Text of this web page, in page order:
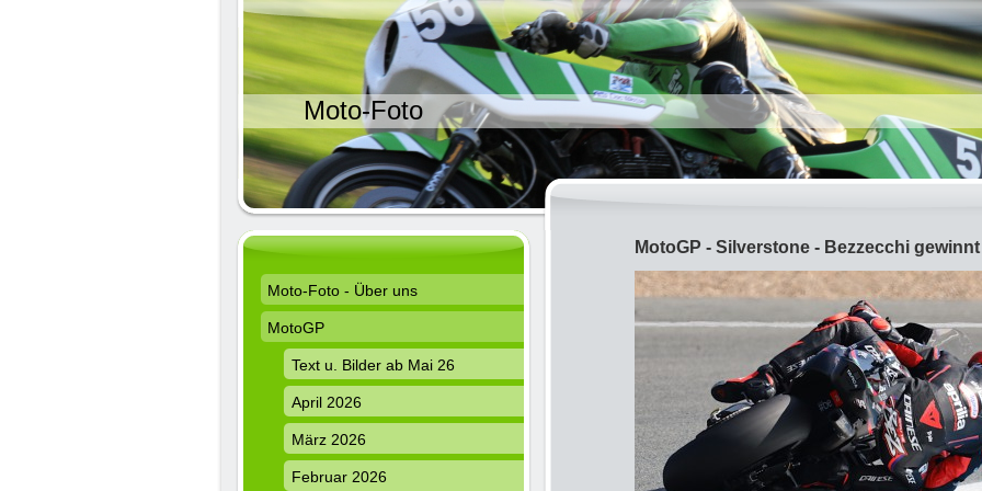
Moto-Foto
MotoGP - Silverstone - Bezzecchi
Moto-Foto - Über uns
MotoGP
Text u. Bilder ab Mai 26
April 2026
März 2026
Februar 2026